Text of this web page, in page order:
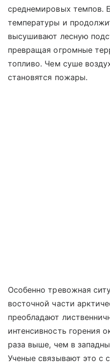
среднемировых темпов.
температуры и
высушивают лесную
превращая огромные
топливо. Чем суше
становятся пожары.
Особенно тревожная
восточной части
преобладают
интенсивность горения
раза выше, чем в
Ученые связывают это с